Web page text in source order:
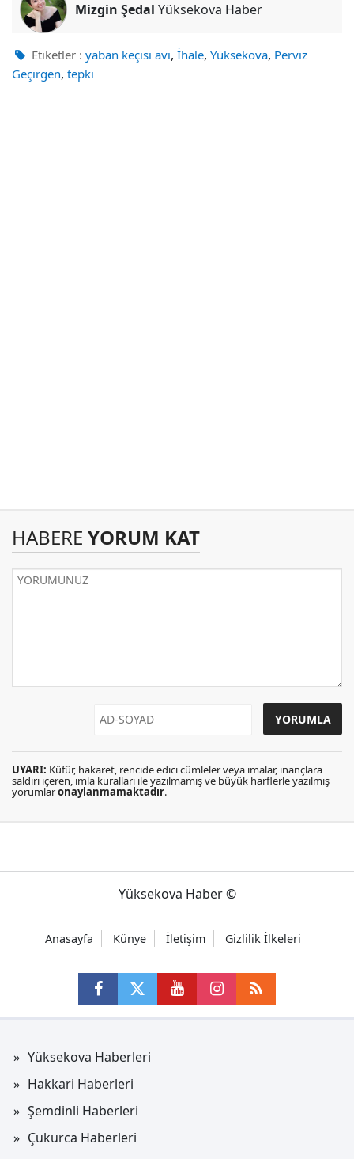
Mizgin Şedal Yüksekova Haber
Etiketler : yaban keçisi avı, İhale, Yüksekova, Perviz
Geçirgen, tepki
HABERE YORUM KAT
UYARI: Küfür, hakaret, rencide edici cümleler veya imalar, inançlara
saldırı içeren, imla kuralları ile yazılmamış ve büyük harflerle yazılmış
yorumlaronaylanmamaktadır.
Yüksekova Haber ©
Anasayfa Künye İletişim Gizlilik İlkeleri
Yüksekova Haberleri
Hakkari Haberleri
Şemdinli Haberleri
Çukurca Haberleri